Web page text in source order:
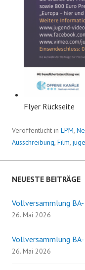
Flyer Rückseite
Veröffentlicht in LPM,
Ausschreibung, Film,
NEUESTE BEITRÄGE
Vollversammlung
26. Mai 2026
Vollversammlung
26. Mai 2026